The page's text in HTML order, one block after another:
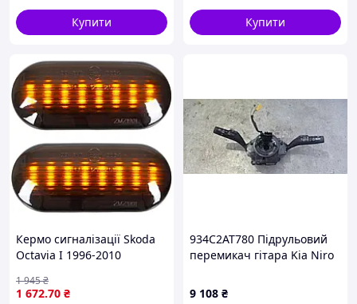
Купити
Купити
Кермо сигналізації Skoda
Octavia I 1996-2010
1 672.70 ₴
1 945₴
934C2AT780 Підрульовий
перемикач гітара Kia Niro
9 108 ₴